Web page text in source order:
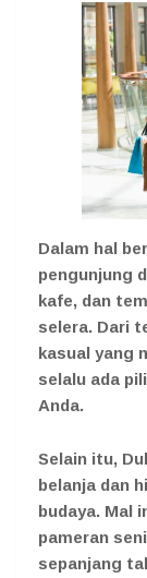
Dalam hal
pengunjung
kafe, dan
selera. Dari
kasual yang
selalu ada
Anda.
Selain itu,
belanja dan
budaya. Mal
pameran
sepanjang